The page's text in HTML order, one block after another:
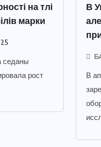
на тлі
марки
седаны
рост
В
В